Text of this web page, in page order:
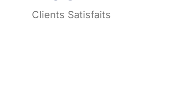
Clients Satisfaits